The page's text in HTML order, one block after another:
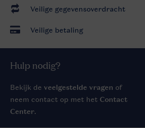
Veilige gegevensoverdracht
Veilige betaling
Hulp nodig?
Bekijk de veelgestelde vragen of
neem contact op met het Contact
Center.